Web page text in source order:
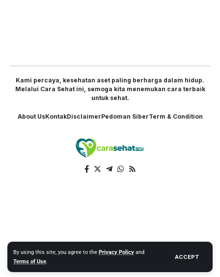
By using this site, you agree to the Privacy Policy and
Terms of Use.
ACCEPT
Kami percaya, kesehatan aset paling berharga dalam hidup.
Melalui Cara Sehat ini, semoga kita menemukan cara terbaik
untuk sehat.
About UsKontakDisclaimerPedoman SiberTerm & Condition